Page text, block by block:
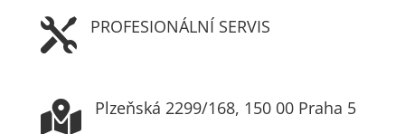
 PROFESIONÁLNÍ SERVIS
 Plzeňská 2299/168, 150 00 Praha 5